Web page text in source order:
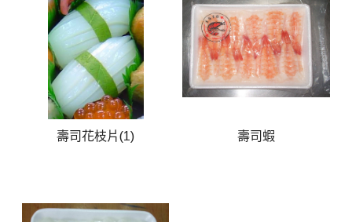
壽司花枝片(1) 壽司蝦